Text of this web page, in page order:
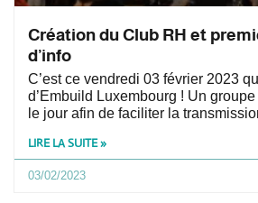
Création du Club RH et
d’info
C’est ce vendredi 03 février 2023
d’Embuild Luxembourg ! Un
le jour afin de faciliter la
LIRE LA SUITE »
03/02/2023